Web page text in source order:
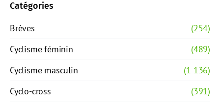
Catégories
Brèves
(254)
Cyclisme féminin
(489)
Cyclisme masculin
(1 136)
Cyclo-cross
(391)